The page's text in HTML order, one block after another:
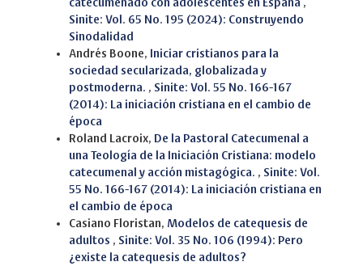
catecumenado con adolescentes en España ,
Sinite: Vol. 65 No. 195 (2024): Construyendo
Sinodalidad
Andrés Boone, Iniciar cristianos para la
sociedad secularizada, globalizada y
postmoderna. , Sinite: Vol. 55 No. 166-167
(2014): La iniciación cristiana en el cambio de
época
Roland Lacroix, De la Pastoral Catecumenal a
una Teología de la Iniciación Cristiana: modelo
catecumenal y acción mistagógica. , Sinite: Vol.
55 No. 166-167 (2014): La iniciación cristiana en
el cambio de época
Casiano Floristan, Modelos de catequesis de
adultos , Sinite: Vol. 35 No. 106 (1994): Pero
¿existe la catequesis de adultos?